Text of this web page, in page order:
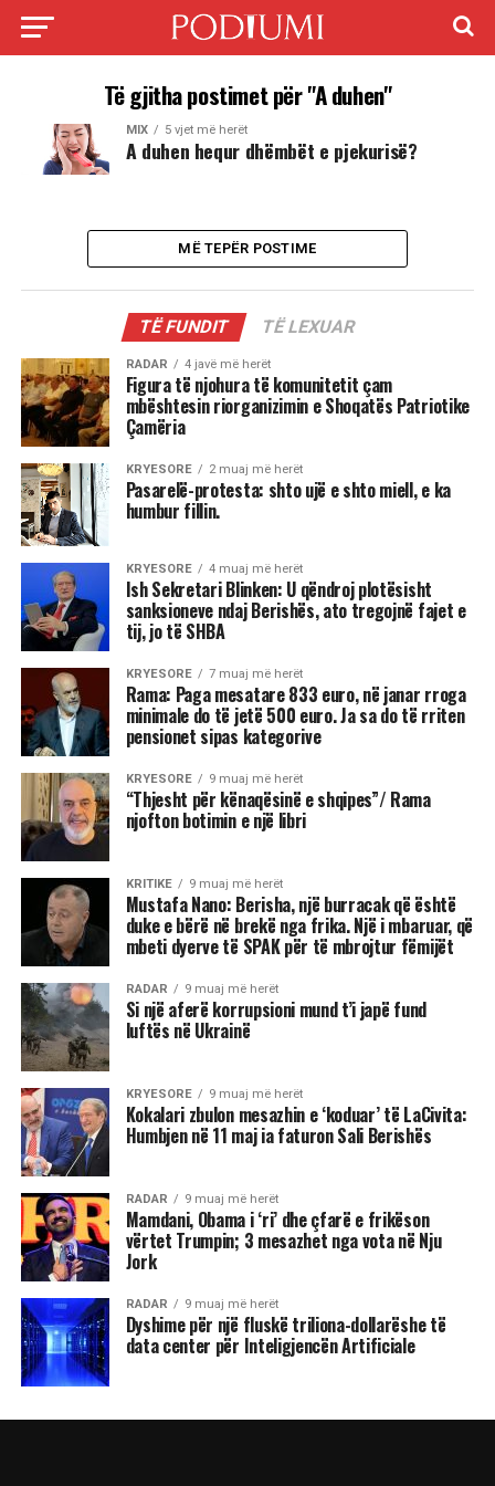
Të gjitha postimet për "A duhen"
MIX 5 vjet më herët
A duhen hequr dhëmbët e pjekurisë?
MË TEPËR POSTIME
TË FUNDIT TË LEXUAR
RADAR 4 javë më herët
Figura të njohura të komunitetit çam
mbështesin riorganizimin e Shoqatës Patriotike
Çamëria
KRYESORE 2 muaj më herët
Pasarelë-protesta: shto ujë e shto miell, e ka
humbur fillin.
KRYESORE 4 muaj më herët
Ish Sekretari Blinken: U qëndroj plotësisht
sanksioneve ndaj Berishës, ato tregojnë fajet e
tij, jo të SHBA
KRYESORE 7 muaj më herët
Rama: Paga mesatare 833 euro, në janar rroga
minimale do të jetë 500 euro. Ja sa do të rriten
pensionet sipas kategorive
KRYESORE 9 muaj më herët
“Thjesht për kënaqësinë e shqipes”/ Rama
njofton botimin e një libri
KRITIKE 9 muaj më herët
Mustafa Nano: Berisha, një burracak që është
duke e bërë në brekë nga frika. Një i mbaruar, që
mbeti dyerve të SPAK për të mbrojtur fëmijët
RADAR 9 muaj më herët
Si një aferë korrupsioni mund t’i japë fund
luftës në Ukrainë
KRYESORE 9 muaj më herët
Kokalari zbulon mesazhin e ‘koduar’ të LaCivita:
Humbjen në 11 maj ia faturon Sali Berishës
RADAR 9 muaj më herët
Mamdani, Obama i ‘ri’ dhe çfarë e frikëson
vërtet Trumpin; 3 mesazhet nga vota në Nju
Jork
RADAR 9 muaj më herët
Dyshime për një fluskë triliona-dollarëshe të
data center për Inteligjencën Artificiale